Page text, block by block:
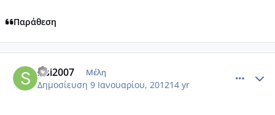
Παράθεση
sisi2007 Μέλη
Δημοσίευση 9 Ιανουαρίου, 201214 yr